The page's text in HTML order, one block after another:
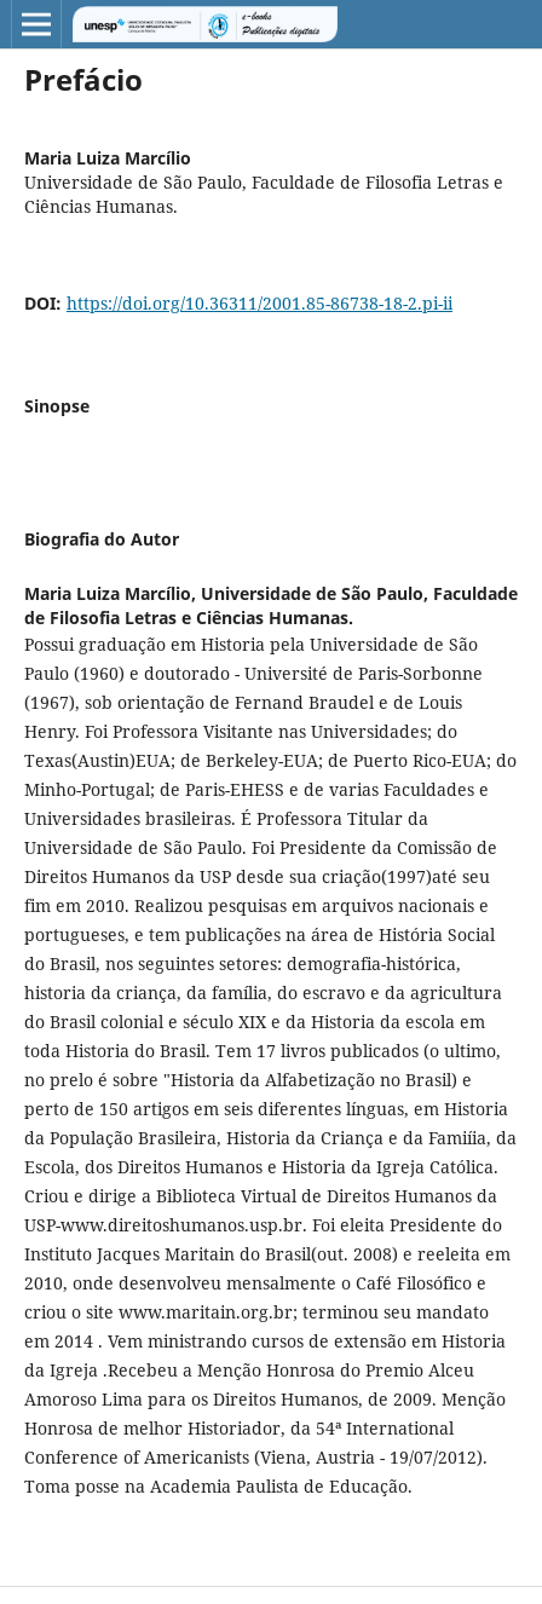
Prefácio
Maria Luiza Marcílio
Universidade de São Paulo, Faculdade de Filosofia Letras e
Ciências Humanas.
DOI: https://doi.org/10.36311/2001.85-86738-18-2.pi-ii
Sinopse
Biografia do Autor
Maria Luiza Marcílio, Universidade de São Paulo, Faculdade
de Filosofia Letras e Ciências Humanas.
Possui graduação em Historia pela Universidade de São
Paulo (1960) e doutorado - Université de Paris-Sorbonne
(1967), sob orientação de Fernand Braudel e de Louis
Henry. Foi Professora Visitante nas Universidades; do
Texas(Austin)EUA; de Berkeley-EUA; de Puerto Rico-EUA; do
Minho-Portugal; de Paris-EHESS e de varias Faculdades e
Universidades brasileiras. É Professora Titular da
Universidade de São Paulo. Foi Presidente da Comissão de
Direitos Humanos da USP desde sua criação(1997)até seu
fim em 2010. Realizou pesquisas em arquivos nacionais e
portugueses, e tem publicações na área de História Social
do Brasil, nos seguintes setores: demografia-histórica,
historia da criança, da família, do escravo e da agricultura
do Brasil colonial e século XIX e da Historia da escola em
toda Historia do Brasil. Tem 17 livros publicados (o ultimo,
no prelo é sobre "Historia da Alfabetização no Brasil) e
perto de 150 artigos em seis diferentes línguas, em Historia
da População Brasileira, Historia da Criança e da Famiíia, da
Escola, dos Direitos Humanos e Historia da Igreja Católica.
Criou e dirige a Biblioteca Virtual de Direitos Humanos da
USP-www.direitoshumanos.usp.br. Foi eleita Presidente do
Instituto Jacques Maritain do Brasil(out. 2008) e reeleita em
2010, onde desenvolveu mensalmente o Café Filosófico e
criou o site www.maritain.org.br; terminou seu mandato
em 2014 . Vem ministrando cursos de extensão em Historia
da Igreja .Recebeu a Menção Honrosa do Premio Alceu
Amoroso Lima para os Direitos Humanos, de 2009. Menção
Honrosa de melhor Historiador, da 54ª International
Conference of Americanists (Viena, Austria - 19/07/2012).
Toma posse na Academia Paulista de Educação.